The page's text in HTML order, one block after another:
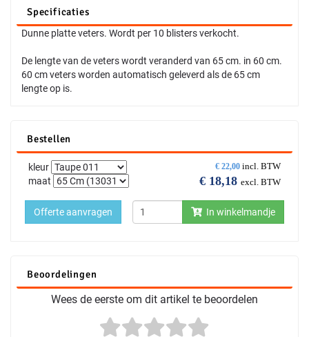
Specificaties
Dunne platte veters. Wordt per 10 blisters verkocht.
De lengte van de veters wordt veranderd van 65 cm. in 60 cm.
60 cm veters worden automatisch geleverd als de 65 cm
lengte op is.
Bestellen
€ 22,00 incl. BTW
€ 18,18 excl. BTW
kleur
maat
In winkelmandje
Offerte aanvragen
Beoordelingen
Wees de eerste om dit artikel te beoordelen